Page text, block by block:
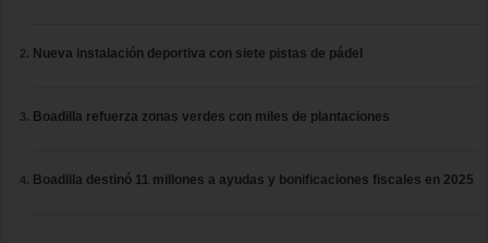
Nueva instalación deportiva con siete pistas de pádel
Boadilla refuerza zonas verdes con miles de plantaciones
Boadilla destinó 11 millones a ayudas y bonificaciones fiscales en 2025